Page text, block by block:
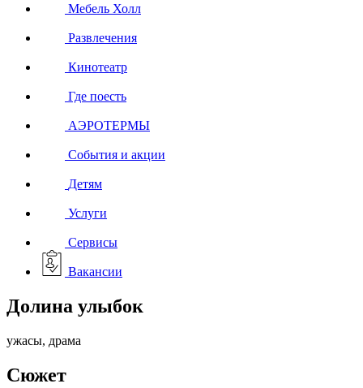
Мебель Холл
Развлечения
Кинотеатр
Где поесть
АЭРОТЕРМЫ
События и акции
Детям
Услуги
Сервисы
Вакансии
Долина улыбок
ужасы, драма
Сюжет